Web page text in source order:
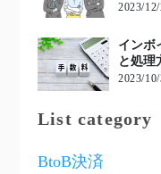
2023/
インボ
と処理
2023/
List category
BtoB決済